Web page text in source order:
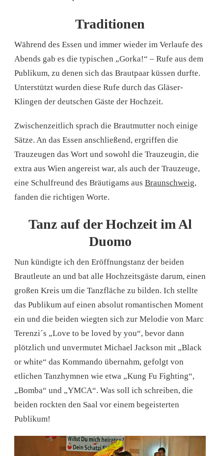
Traditionen
Während des Essen und immer wieder im Verlaufe des
Abends gab es die typischen „Gorka!“ – Rufe aus dem
Publikum, zu denen sich das Brautpaar küssen durfte.
Unterstützt wurden diese Rufe durch das Gläser-
Klingen der deutschen Gäste der Hochzeit.
Zwischenzeitlich sprach die Brautmutter noch einige
Sätze. An das Essen anschließend, ergriffen die
Trauzeugen das Wort und sowohl die Trauzeugin, die
extra aus Wien angereist war, als auch der Trauzeuge,
eine Schulfreund des Bräutigams aus Braunschweig,
fanden die richtigen Worte.
Tanz auf der Hochzeit im Al
Duomo
Nun kündigte ich den Eröffnungstanz der beiden
Brautleute an und bat alle Hochzeitsgäste darum, einen
großen Kreis um die Tanzfläche zu bilden. Ich stellte
das Publikum auf einen absolut romantischen Moment
ein und die beiden wiegten sich zur Melodie von Marc
Terenzi´s „Love to be loved by you“, bevor dann
plötzlich und unvermutet Michael Jackson mit „Black
or white“ das Kommando übernahm, gefolgt von
etlichen Tanzhymnen wie etwa „Kung Fu Fighting“,
„Bomba“ und „YMCA“. Was soll ich schreiben, die
beiden rockten den Saal vor einem begeisterten
Publikum!